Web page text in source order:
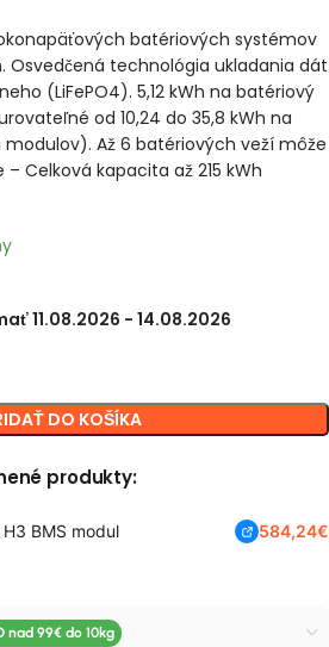
batériových systémov
Osvedčená technológia ukladania dát
(LiFePO4). 5,12 kWh na batériový
od 10,24 do 35,8 kWh na
Až 6 batériových veží môže
Celková kapacita až 215 kWh
11.08.2026 - 14.08.2026
DO KOŠÍKA
produkty:
BMS modul 584,24€